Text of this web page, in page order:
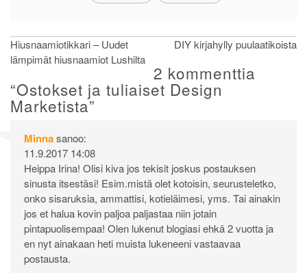
Artikkelien
selaus
Hiusnaamiotikkari – Uudet
lämpimät hiusnaamiot Lushilta
DIY kirjahylly puulaatikoista
2 kommenttia
“Ostokset ja tuliaiset Design
Marketista”
Minnasanoo:
11.9.2017 14:08
Heippa Irina! Olisi kiva jos tekisit joskus postauksen
sinusta itsestäsi! Esim.mistä olet kotoisin, seurusteletko,
onko sisaruksia, ammattisi, kotieläimesi, yms. Tai ainakin
jos et halua kovin paljoa paljastaa niin jotain
pintapuolisempaa! Olen lukenut blogiasi ehkä 2 vuotta ja
en nyt ainakaan heti muista lukeneeni vastaavaa
postausta.